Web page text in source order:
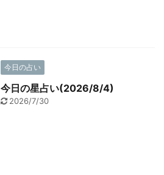
今日の占い
今日の星占い(2026/8/4)
2026/7/30